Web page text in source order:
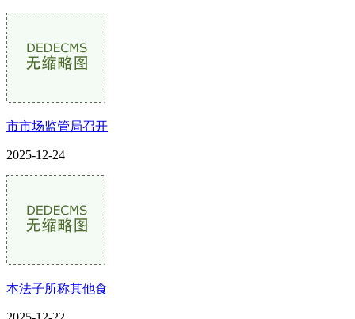
市市场监管局召开
2025-12-24
本法子所称其他食